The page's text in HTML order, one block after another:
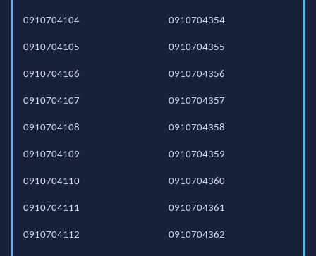
0910704104
0910704105
0910704106
0910704107
0910704108
0910704109
0910704110
0910704111
0910704112
0910704354
0910704355
0910704356
0910704357
0910704358
0910704359
0910704360
0910704361
0910704362